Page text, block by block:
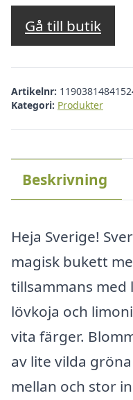
Gå till butik
Artikelnr:
Kategori: Produkter
Beskrivning
Heja Sverige!
magisk bukett
tillsammans
lövkoja och
vita färger.
av lite vilda
mellan och stor